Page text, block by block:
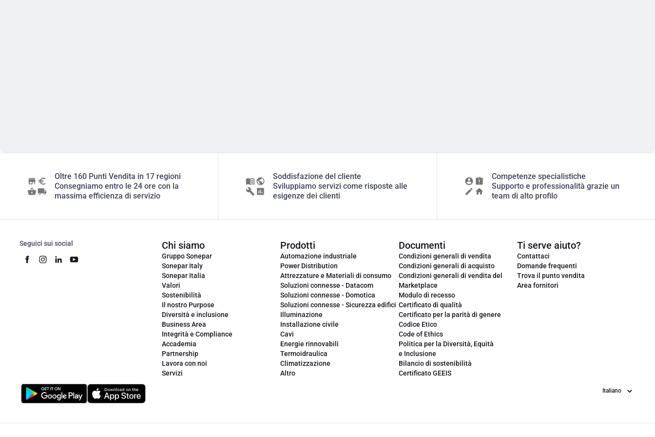
Oltre 160 Punti Vendita in 17 regioni
Consegniamo entro le 24 ore con la
massima efficienza di servizio
Soddisfazione del cliente
Sviluppiamo servizi come risposte alle
esigenze dei clienti
Competenze specialistiche
Supporto e professionalità grazie un
team di alto profilo
Seguici sui social Chi siamo
Gruppo Sonepar
Sonepar Italy
Sonepar Italia
Valori
Sostenibilità
Il nostro Purpose
Diversità e inclusione
Business Area
Integrità e Compliance
Accademia
Partnership
Lavora con noi
Servizi
Prodotti
Automazione industriale
Power Distribution
Attrezzature e Materiali di consumo
Soluzioni connesse - Datacom
Soluzioni connesse - Domotica
Soluzioni connesse - Sicurezza edifici
Illuminazione
Installazione civile
Cavi
Energie rinnovabili
Termoidraulica
Climatizzazione
Altro
Documenti
Condizioni generali di vendita
Condizioni generali di acquisto
Condizioni generali di vendita del
Marketplace
Modulo di recesso
Certificato di qualità
Certificato per la parità di genere
Codice Etico
Code of Ethics
Politica per la Diversità, Equità
e Inclusione
Bilancio di sostenibilità
Certificato GEEIS
Ti serve aiuto?
Contattaci
Domande frequenti
Trova il punto vendita
Area fornitori
Lingua